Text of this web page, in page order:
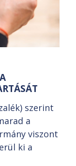
szerint
a
viszont
ki a